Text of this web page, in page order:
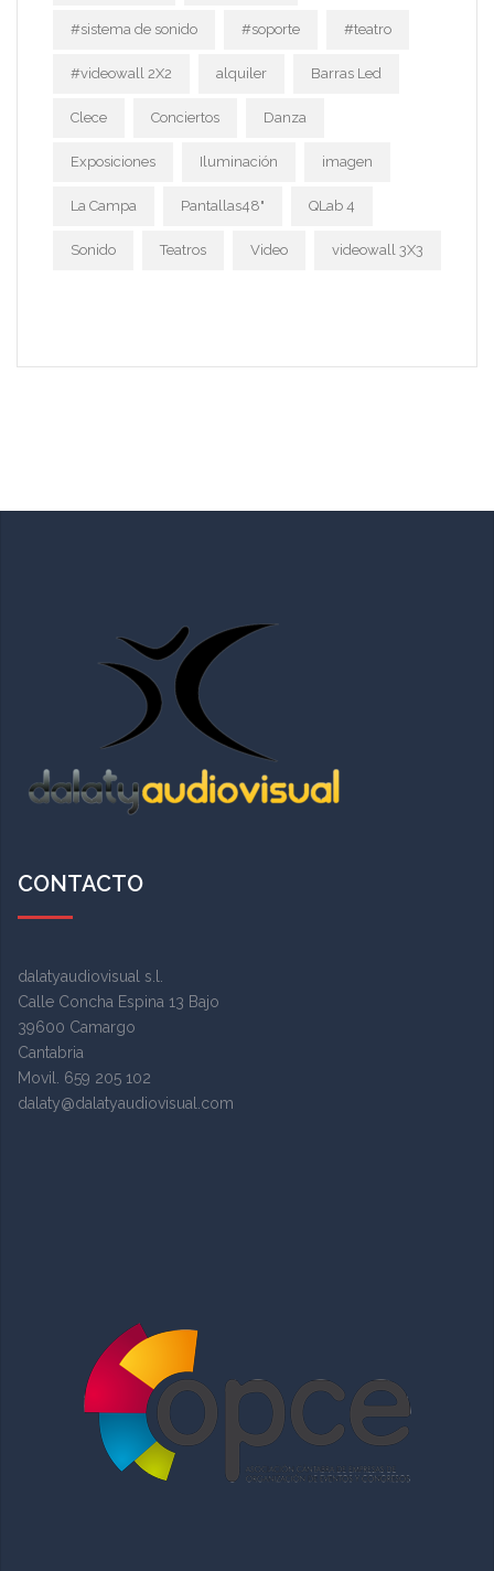
#sistema de sonido #soporte #teatro
#videowall 2X2 alquiler Barras Led
Clece Conciertos Danza
Exposiciones Iluminación imagen
La Campa Pantallas48" QLab 4
Sonido Teatros Video videowall 3X3
CONTACTO
dalatyaudiovisual s.l.
Calle Concha Espina 13 Bajo
39600 Camargo
Cantabria
Movil. 659 205 102
dalaty@dalatyaudiovisual.com